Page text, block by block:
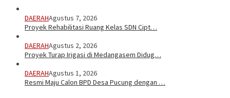
DAERAHAgustus 7, 2026
Proyek Rehabilitasi Ruang Kelas SDN Cipt…
DAERAHAgustus 2, 2026
Proyek Turap Irigasi di Medangasem Didug…
DAERAHAgustus 1, 2026
Resmi Maju Calon BPD Desa Pucung dengan …